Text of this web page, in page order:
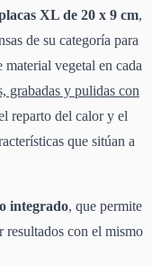
XL de 20 x 9 cm,
de su categoría para
material vegetal en cada
grabadas y pulidas con
reparto del calor y el
que sitúan a
integrado, que permite
resultados con el mismo